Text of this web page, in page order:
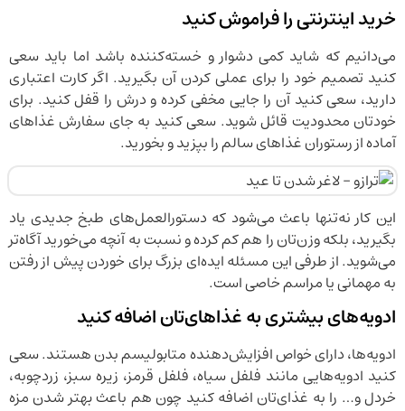
خرید اینترنتی را فراموش کنید
می‌دانیم که شاید کمی دشوار و خسته‌کننده باشد اما باید سعی
کنید تصمیم خود را برای عملی کردن آن بگیرید. اگر کارت اعتباری
دارید، سعی کنید آن را جایی مخفی کرده و درش را قفل کنید. برای
خودتان محدودیت قائل شوید. سعی کنید به جای سفارش غذاهای
آماده از رستوران غذاهای سالم را بپزید و بخورید.
این کار نه‌تنها باعث می‌شود که دستورالعمل‌های طبخ جدیدی یاد
بگیرید، بلکه وزن‌تان را هم کم کرده و نسبت به آنچه می‌خورید آگاه‌تر
می‌شوید. از طرفی این مسئله ایده‌ای بزرگ برای خوردن پیش از رفتن
به مهمانی یا مراسم خاصی است.
ادویه‌های بیشتری به غذاهای‌تان اضافه کنید
ادویه‌ها، دارای خواص افزایش‌دهنده متابولیسم بدن هستند. سعی
کنید ادویه‌هایی مانند فلفل سیاه، فلفل قرمز، زیره سبز، زردچوبه،
خردل و… را به غذای‌تان اضافه کنید چون هم باعث بهتر شدن مزه